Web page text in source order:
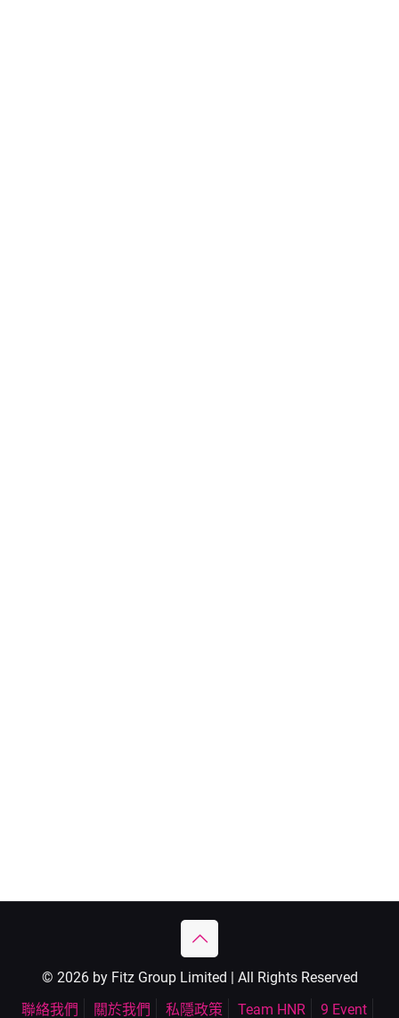
© 2026 by Fitz Group Limited | All Rights Reserved
聯絡我們
關於我們 私隱政策 Team HNR 9 Event